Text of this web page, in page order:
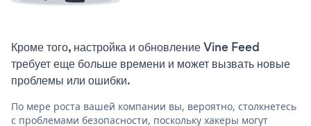
Кроме того, настройка и обновление Vine Feed
требует еще больше времени и может вызвать новые
проблемы или ошибки.
По мере роста вашей компании вы, вероятно, столкнетесь
с проблемами безопасности, поскольку хакеры могут